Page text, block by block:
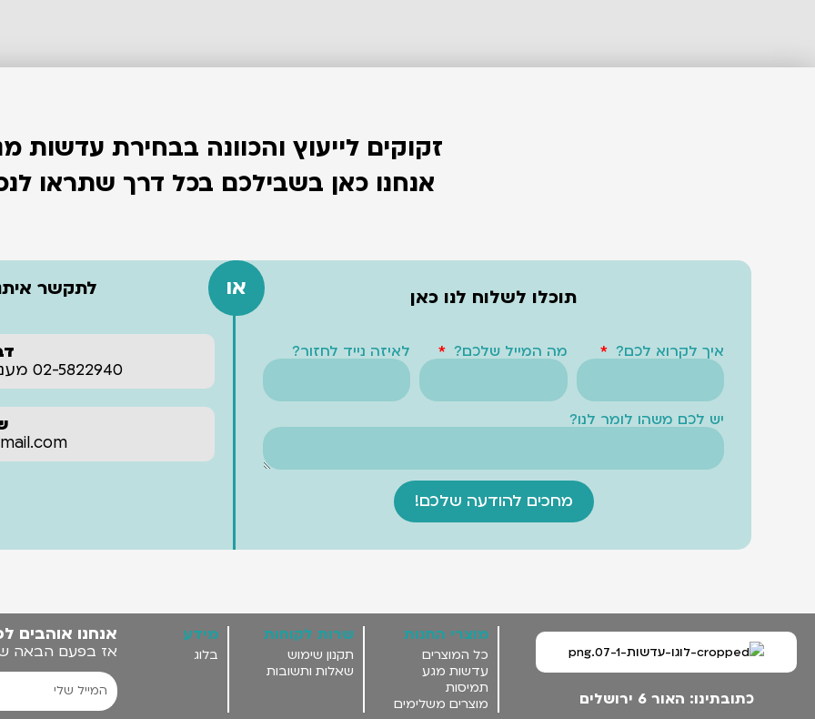
זקוקים לייעוץ והכוונה בבחירת עדשות
אנחנו כאן בשבילכם בכל דרך שתראו
תוכלו לשלוח לנו כאן
איך לקרוא לכם? מה המייל שלכם? לאיזה נייד לחזור?
יש לכם משהו לומר לנו?
מחכים להודעה שלכם!
או לתקשר
02-5822940 מענה אנושי עד 22:00 בלילה‬‏
כתובתינו: האור 6 ירושלים
מוצרי החנות
כל המוצרים
עדשות מגע
תמיסות
מוצרים משלימים
שרות לקוחות
תקנון שימוש
שאלות ותשובות
מידע
בלוג
אנחנו אוהבים
אז בפעם הבאה